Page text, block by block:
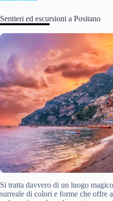
Sentieri ed escursioni a Positano
Si tratta davvero di un luogo
surreale di colori e forme che offre